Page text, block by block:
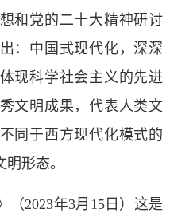
和党的二十大精神研讨
：中国式现代化，深深
现科学社会主义的先进
文明成果，代表人类文
同于西方现代化模式的
形态。
（2023年3月15日）这是